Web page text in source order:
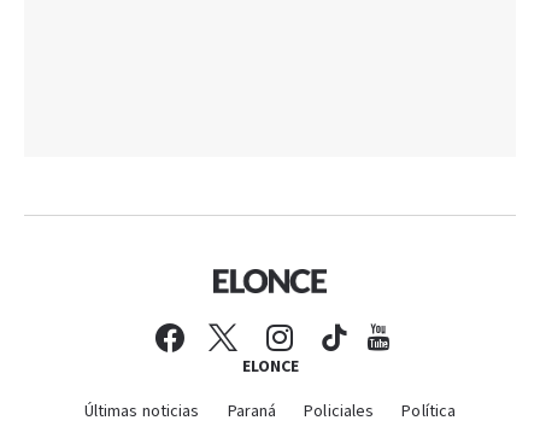
ELONCE
Últimas noticias Paraná Policiales Política